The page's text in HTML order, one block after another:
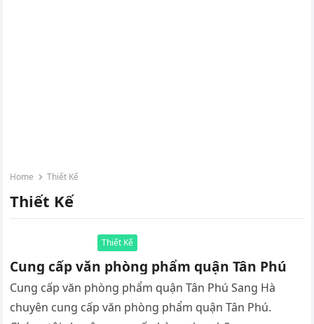
Home Thiết Kế
Thiết Kế
Thiết Kế
Cung cấp văn phòng phẩm quận Tân Phú
Cung cấp văn phòng phẩm quận Tân Phú Sang Hà
chuyên cung cấp văn phòng phẩm quận Tân Phú.